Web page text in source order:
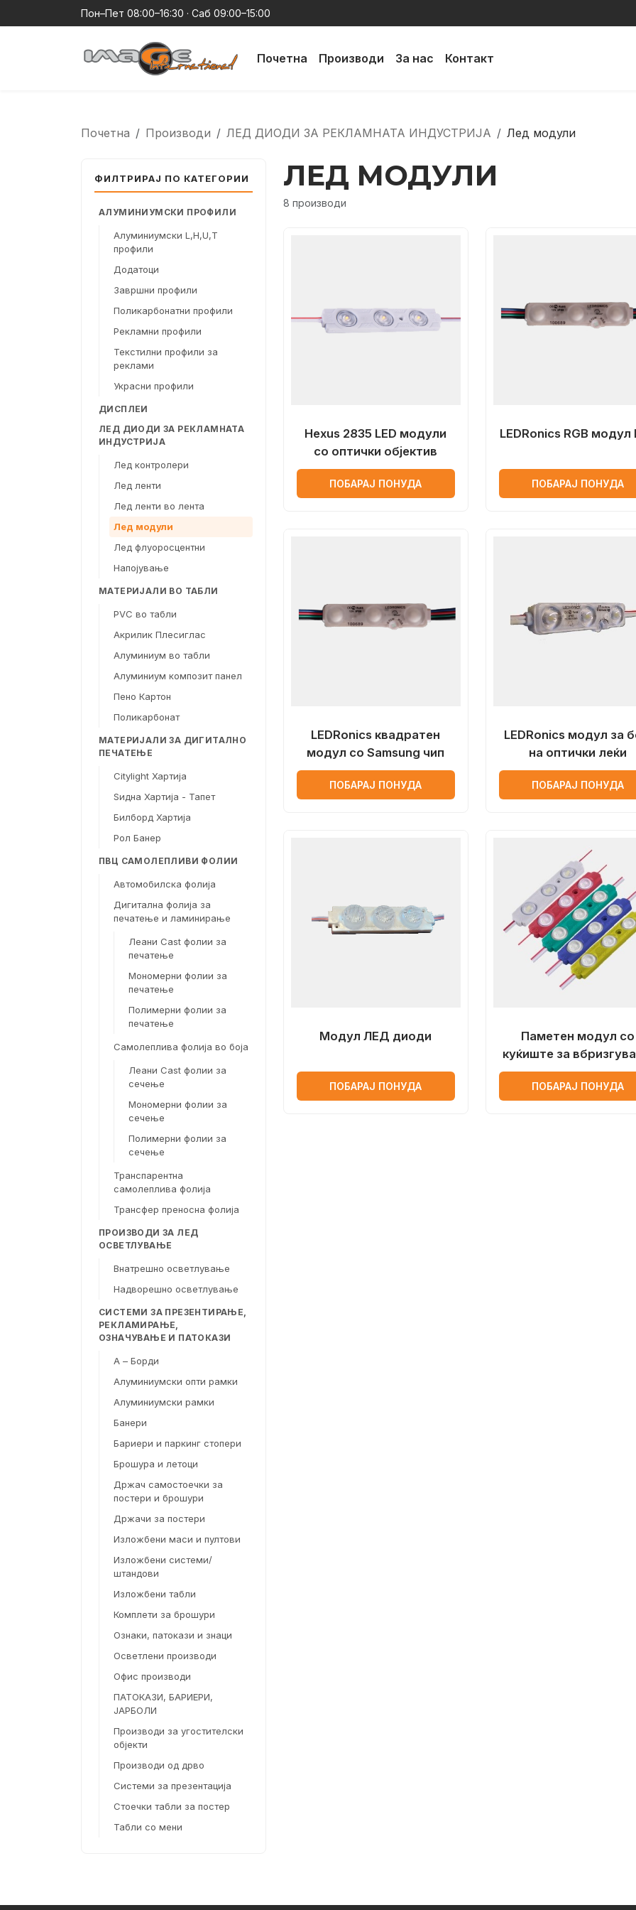
Пон–Пет 08:00–16:30 · Саб 09:00–15:00
Почетна Производи За нас Контакт
Почетна Производи ЛЕД ДИОДИ ЗА РЕКЛАМНАТА ИНДУСТРИЈА Лед модули
ФИЛТРИРАЈ ПО КАТЕГОРИИ
АЛУМИНИУМСКИ ПРОФИЛИ
Алуминиумски L,H,U,T
профили
Додатоци
Завршни профили
Поликарбонатни профили
Рекламни профили
Текстилни профили за
реклами
Украсни профили
ДИСПЛЕИ
ЛЕД ДИОДИ ЗА РЕКЛАМНАТА
ИНДУСТРИЈА
Лед контролери
Лед ленти
Лед ленти во лента
Лед модули
Лед флуоросцентни
Напојување
МАТЕРИЈАЛИ ВО ТАБЛИ
PVC во табли
Акрилик Плесиглас
Алуминиум во табли
Алуминиум композит панел
Пено Картон
Поликарбонат
МАТЕРИЈАЛИ ЗА ДИГИТАЛНО
ПЕЧАТЕЊЕ
Citylight Хартија
Ѕидна Хартија - Тапет
Билборд Хартија
Рол Банер
ПВЦ САМОЛЕПЛИВИ ФОЛИИ
Автомобилска фолија
Дигитална фолија за
печатење и ламинирање
Леани Cast фолии за
печатење
Мономерни фолии за
печатење
Полимерни фолии за
печатење
Самолеплива фолија во боја
Леани Cast фолии за
сечење
Мономерни фолии за
сечење
Полимерни фолии за
сечење
Транспарентна
самолеплива фолија
Трансфер преносна фолија
ПРОИЗВОДИ ЗА ЛЕД
ОСВЕТЛУВАЊЕ
Внатрешно осветлување
Надворешно осветлување
СИСТЕМИ ЗА ПРЕЗЕНТИРАЊЕ,
РЕКЛАМИРАЊЕ,
ОЗНАЧУВАЊЕ И ПАТОКАЗИ
А – Борди
Алуминиумски опти рамки
Алуминиумски рамки
Банери
Бариери и паркинг стопери
Брошура и летоци
Држач самостоечки за
постери и брошури
Држачи за постери
Изложбени маси и пултови
Изложбени системи/
штандови
Изложбени табли
Комплети за брошури
Ознаки, патокази и знаци
Осветлени производи
Офис производи
ПАТОКАЗИ, БАРИЕРИ,
ЈАРБОЛИ
Производи за угостителски
објекти
Производи од дрво
Системи за презентација
Стоечки табли за постер
Табли со мени
ЛЕД МОДУЛИ
8 производи
Hexus 2835 LED модули
со оптички објектив
ПОБАРАЈ ПОНУДА
LEDRonics RGB модул
ПОБАРАЈ ПОНУДА
LEDRonics квадратен
модул со Samsung чип
ПОБАРАЈ ПОНУДА
LEDRonics модул за
на оптички леќи
ПОБАРАЈ ПОНУДА
Модул ЛЕД диоди
ПОБАРАЈ ПОНУДА
Паметен модул со
куќиште за
2835 со LED диоди
оптички леќи
ПОБАРАЈ ПОНУДА